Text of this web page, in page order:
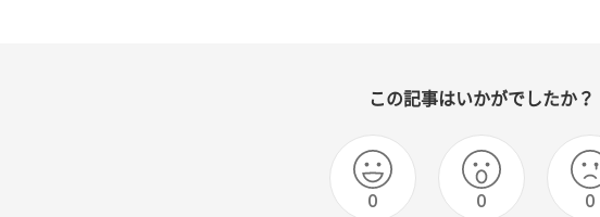
この記事はいかがでしたか？
0 0 0